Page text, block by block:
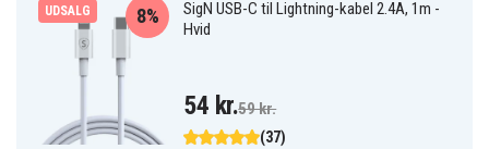
UDSALG
SigN USB-C til Lightning-kabel 2.4A, 1m -
Hvid
(37)
8%
54 kr.59 kr.